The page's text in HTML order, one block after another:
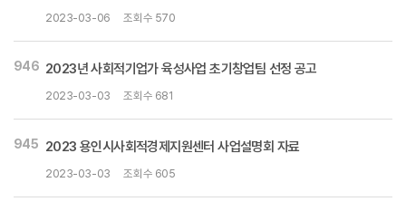
2023-03-06 조회수 570
946 2023년 사회적기업가 육성사업 초기창업팀 선정 공고
2023-03-03 조회수 681
945 2023 용인시사회적경제지원센터 사업설명회 자료
2023-03-03 조회수 605